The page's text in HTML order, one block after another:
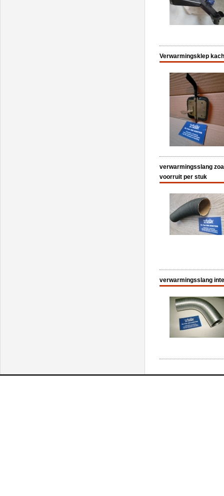
Verwarmingsklep
verwarmingsslang
voorruit per stuk
verwarmingsslang